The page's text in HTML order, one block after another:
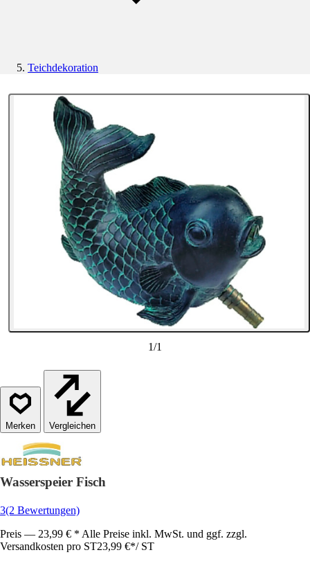
Teichdekoration
1/1
Vergleichen
Wasserspeier Fisch
3(2 Bewertungen)
Preis — 23,99 € * Alle Preise inkl. MwSt. und ggf. zzgl.
Versandkosten pro ST23,99 €*/ ST